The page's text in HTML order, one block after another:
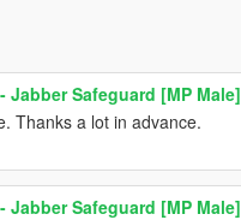
Jabber Safeguard [MP Male]
Thanks a lot in advance.
Jabber Safeguard [MP Male]